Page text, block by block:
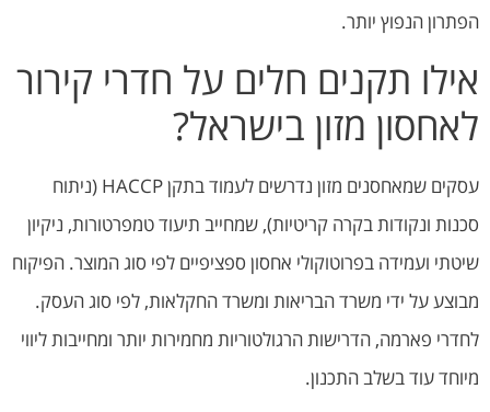
הפתרון הנפוץ יותר.
אילו תקנים חלים על חדרי קירור
לאחסון מזון בישראל?
עסקים שמאחסנים מזון נדרשים לעמוד בתקן HACCP (ניתוח
סכנות ונקודות בקרה קריטיות), שמחייב תיעוד טמפרטורות, ניקיון
שיטתי ועמידה בפרוטוקולי אחסון ספציפיים לפי סוג המוצר. הפיקוח
מבוצע על ידי משרד הבריאות ומשרד החקלאות, לפי סוג העסק.
לחדרי פארמה, הדרישות הרגולטוריות מחמירות יותר ומחייבות ליווי
מיוחד עוד בשלב התכנון.